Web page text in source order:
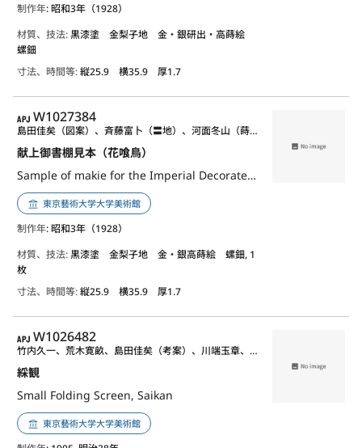
制作年: 昭和3年（1928）
材質、技法:黒漆塗 金梨子地 金・銀研出・高蒔絵
螺鈿
寸法、時間等:縦25.9 横35.9 厚1.7
APJ
W1027384
献上御書棚見本（花喰鳥）
Sample of makie for the Imperial Decorated Cabinet
島田佳矣（図案）、斉藤富卜（〓地）、河面冬山（蒔絵）、高井白陽（蒔絵）、太田自適（蒔絵）、井上大次郎（蒔絵）、広幡武人（蒔絵）、片岡華江（螺鈿）、多畑宗哉（〓漆）、山永万永（蒔絵）、岡本昇三（蒔絵）、森田忠美（金具）
東京藝術大学大学美術館
制作年: 昭和3年（1928）
材質、技法:黒漆塗 金梨子地 金・銀高蒔絵 螺鈿, 1
枚
寸法、時間等:縦25.9 横35.9 厚1.7
APJ
W1026482
綵観
Small Folding Screen, Saikan
竹内久一、荒木寛畝、島田佳矣（考案）、川端玉章、野口小蘋、橋本雅邦、石川光明、高村光雲、海野勝珉※、大島如雲、香川勝廣、豊田光古（金工細工）、川之辺一朝、白山松哉、加藤友太郎、宮川香山（二代）、濤川惣助、安藤重兵衛、山田宗美、佐竹永湖、大槻如電（各題目命名）
東京藝術大学大学美術館